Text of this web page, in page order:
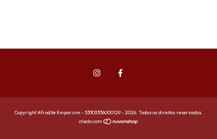
Copyright Afrodite Emporium - 53305336000129 - 2026. Todos os direitos reservados.